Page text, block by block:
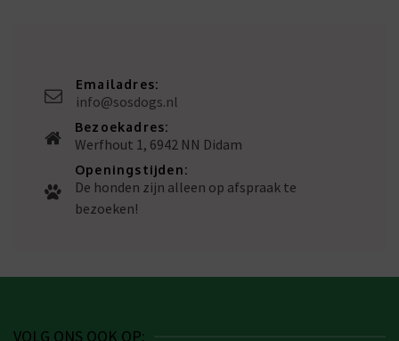
Emailadres:
info@sosdogs.nl
Bezoekadres:
Werfhout 1, 6942 NN Didam
Openingstijden:
De honden zijn alleen op afspraak te
bezoeken!
VOLG ONS OOK OP: